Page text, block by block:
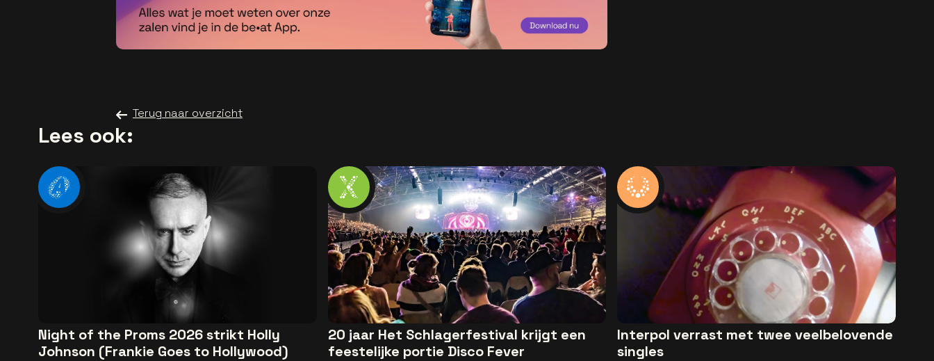
Terug naar overzicht
Lees ook:
Night of the Proms 2026 strikt Holly
Johnson (Frankie Goes to Hollywood)
20 jaar Het Schlagerfestival krijgt een
feestelijke portie Disco Fever
Interpol verrast met twee veelbelovende
singles